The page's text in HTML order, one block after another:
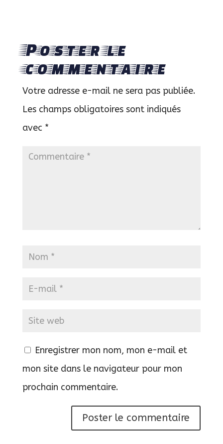
Poster le
commentaire
Votre adresse e-mail ne sera pas publiée.
Les champs obligatoires sont indiqués
avec *
Enregistrer mon nom, mon e-mail et
mon site dans le navigateur pour mon
prochain commentaire.